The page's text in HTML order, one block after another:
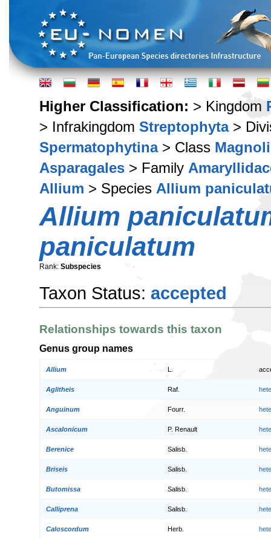
Higher Classification: > Kingdom
> Infrakingdom Streptophyta>
Spermatophytina> Class
Asparagales > Family
Allium > Species Allium
Allium
paniculatum
Rank: Subspecies
Taxon Status: accepted
Relationships towards this taxon
Genus group names
Allium
Aglitheis Raf.
Anguinum Fourr.
Ascalonicum P. Renault
Berenice Salisb.
Briseis Salisb.
Butomissa Salisb.
Calliprena Salisb.
Caloscordum Herb.